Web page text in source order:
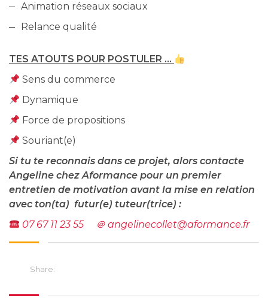
Animation réseaux sociaux
Relance qualité
TES ATOUTS POUR POSTULER …
Sens du commerce
Dynamique
Force de propositions
Souriant(e)
Si tu te reconnais dans ce projet, alors contacte
Angeline chez Aformance pour un premier
entretien de motivation avant la mise en relation
avec ton(ta) futur(e) tuteur(trice) :
07 67 11 23 55
＠ angelinecollet@aformance.fr
Share: